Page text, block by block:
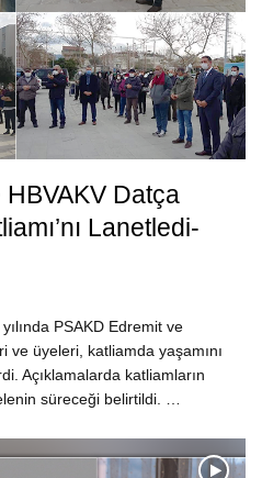
Datça
Lanetledi-
PSAKD Edremit ve
ve üyeleri, katliamda yaşamını
Açıklamalarda katliamların
süreceği belirtildi. …